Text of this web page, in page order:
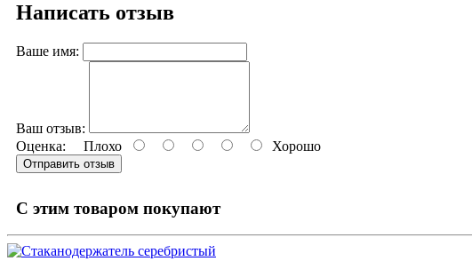
Написать отзыв
Ваше имя:
Ваш отзыв:
Оценка: Плохо Хорошо
Отправить отзыв
C этим товаром покупают